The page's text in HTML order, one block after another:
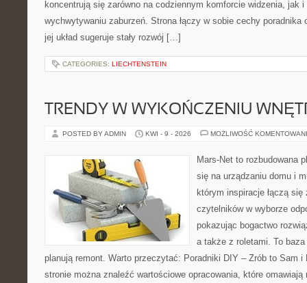
koncentrują się zarówno na codziennym komforcie widzenia, jak
wychwytywaniu zaburzeń. Strona łączy w sobie cechy poradnika
jej układ sugeruje stały rozwój […]
CATEGORIES: LIECHTENSTEIN
TRENDY W WYKOŃCZENIU
POSTED BY ADMIN KWI - 9 - 2026 MOŻLIWOŚĆ
Mars-Net to rozbudowana
się na urządzaniu domu i
którym inspiracje łączą
czytelników w wyborze
pokazując bogactwo
a także z roletami. To
planują remont. Warto przeczytać: Poradniki DIY – Zrób to Sam i
stronie można znaleźć wartościowe opracowania, które omawiają